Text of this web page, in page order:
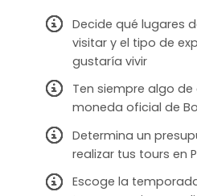
Decide qué lugares
visitar y el tipo de
gustaría vivir
Ten siempre algo de
moneda oficial de
Determina un
realizar tus tours en
Escoge la